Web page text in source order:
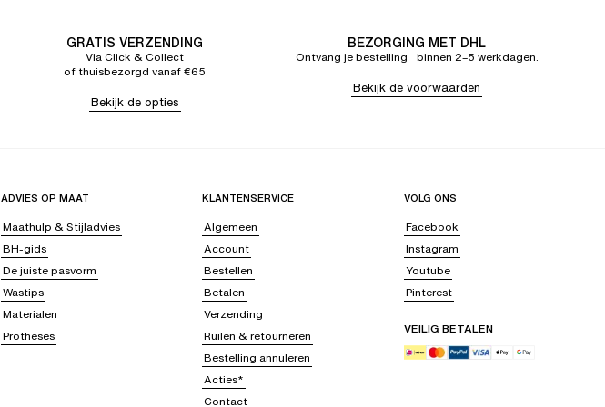
GRATIS VERZENDING
Via Click & Collect
of thuisbezorgd vanaf €65
Bekijk de opties
BEZORGING MET DHL
Ontvang je bestelling binnen 2–5 werkdagen.
Bekijk de voorwaarden
ADVIES OP MAAT
Maathulp & Stijladvies
BH-gids
De juiste pasvorm
Wastips
Materialen
Protheses
KLANTENSERVICE
Algemeen
Account
Bestellen
Betalen
Verzending
Ruilen & retourneren
Bestelling annuleren
Acties*
Contact
VOLG ONS
Facebook
Instagram
Youtube
Pinterest
VEILIG BETALEN